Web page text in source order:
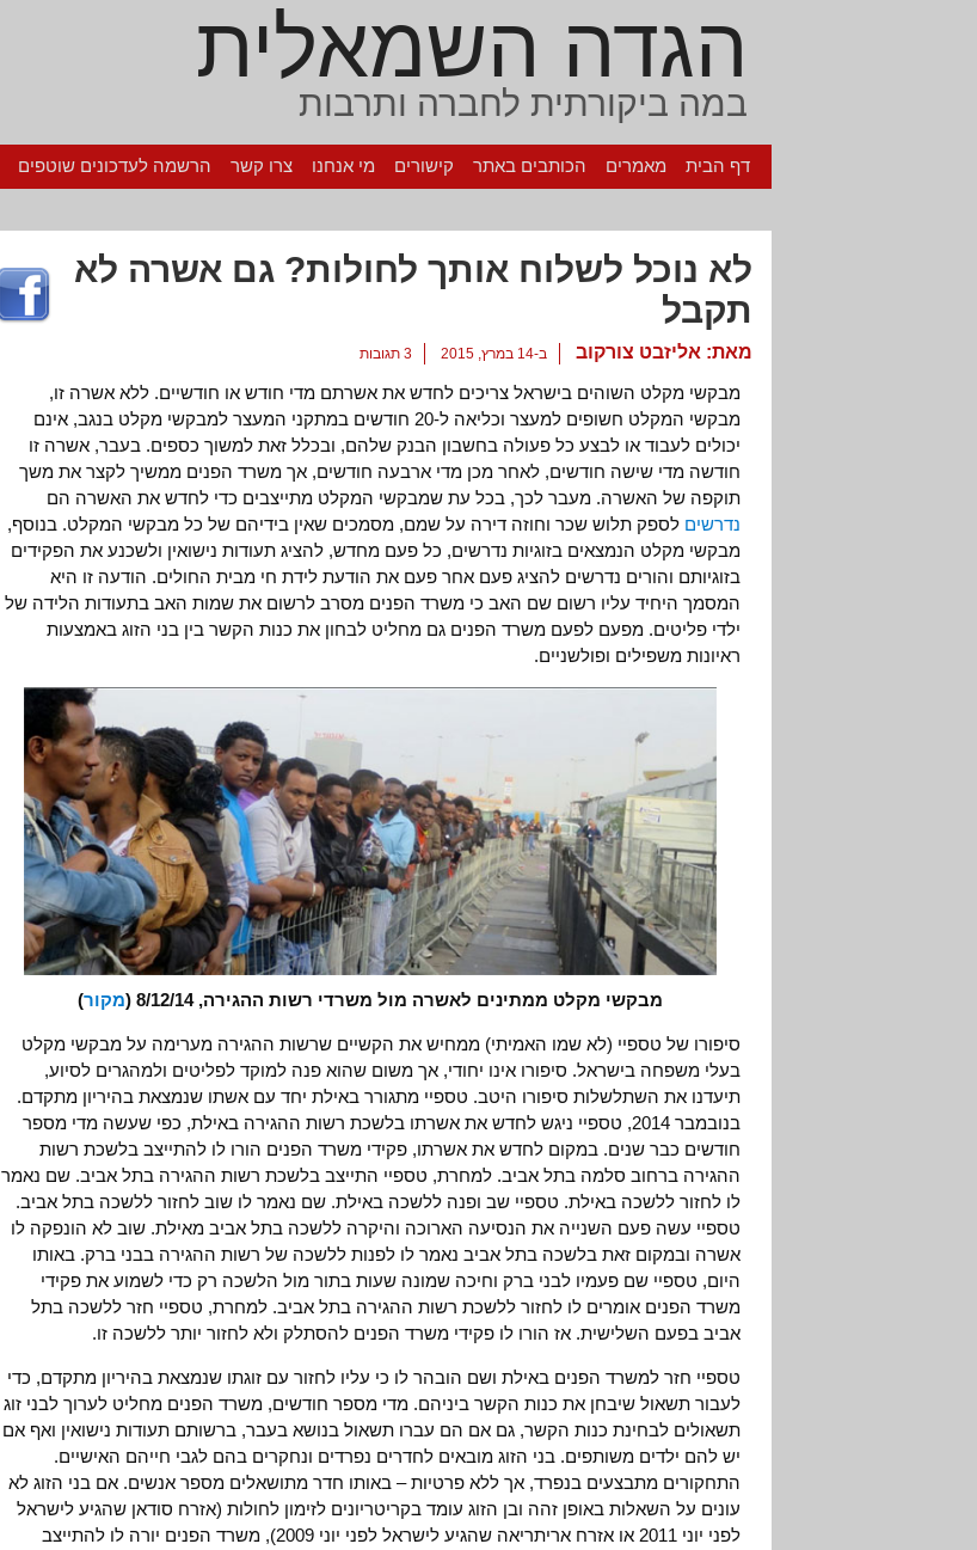
הגדה השמאלית
במה ביקורתית לחברה ותרבות
דף הבית מאמרים הכותבים באתר קישורים מי אנחנו צרו קשר הרשמה לעדכונים שוטפים
לא נוכל לשלוח אותך לחולות? גם אשרה לא
תקבל
מאת: אליזבט צורקוב ב-14 במרץ, 2015 3 תגובות
מבקשי מקלט השוהים בישראל צריכים לחדש את אשרתם מדי חודש או חודשיים. ללא אשרה זו,
מבקשי המקלט חשופים למעצר וכליאה ל-20 חודשים במתקני המעצר למבקשי מקלט בנגב, אינם
יכולים לעבוד או לבצע כל פעולה בחשבון הבנק שלהם, ובכלל זאת למשוך כספים. בעבר, אשרה זו
חודשה מדי שישה חודשים, לאחר מכן מדי ארבעה חודשים, אך משרד הפנים ממשיך לקצר את משך
תוקפה של האשרה. מעבר לכך, בכל עת שמבקשי המקלט מתייצבים כדי לחדש את האשרה הם
נדרשים לספק תלוש שכר וחוזה דירה על שמם, מסמכים שאין בידיהם של כל מבקשי המקלט. בנוסף,
מבקשי מקלט הנמצאים בזוגיות נדרשים, כל פעם מחדש, להציג תעודות נישואין ולשכנע את הפקידים
בזוגיותם והורים נדרשים להציג פעם אחר פעם את הודעת לידת חי מבית החולים. הודעה זו היא
המסמך היחיד עליו רשום שם האב כי משרד הפנים מסרב לרשום את שמות האב בתעודות הלידה של
ילדי פליטים. מפעם לפעם משרד הפנים גם מחליט לבחון את כנות הקשר בין בני הזוג באמצעות
ראיונות משפילים ופולשניים.
מבקשי מקלט ממתינים לאשרה מול משרדי רשות ההגירה, 8/12/14 ( מקור)
סיפורו של טספיי (לא שמו האמיתי) ממחיש את הקשיים שרשות ההגירה מערימה על מבקשי מקלט
בעלי משפחה בישראל. סיפורו אינו יחודי, אך משום שהוא פנה למוקד לפליטים ולמהגרים לסיוע,
תיעדנו את השתלשלות סיפורו היטב. טספיי מתגורר באילת יחד עם אשתו שנמצאת בהיריון מתקדם.
בנובמבר 2014, טספיי ניגש לחדש את אשרתו בלשכת רשות ההגירה באילת, כפי שעשה מדי מספר
חודשים כבר שנים. במקום לחדש את אשרתו, פקידי משרד הפנים הורו לו להתייצב בלשכת רשות
ההגירה ברחוב סלמה בתל אביב. למחרת, טספיי התייצב בלשכת רשות ההגירה בתל אביב. שם נאמר
לו לחזור ללשכה באילת. טספיי שב ופנה ללשכה באילת. שם נאמר לו שוב לחזור ללשכה בתל אביב.
טספיי עשה פעם השנייה את הנסיעה הארוכה והיקרה ללשכה בתל אביב מאילת. שוב לא הונפקה לו
אשרה ובמקום זאת בלשכה בתל אביב נאמר לו לפנות ללשכה של רשות ההגירה בבני ברק. באותו
היום, טספיי שם פעמיו לבני ברק וחיכה שמונה שעות בתור מול הלשכה רק כדי לשמוע את פקידי
משרד הפנים אומרים לו לחזור ללשכת רשות ההגירה בתל אביב. למחרת, טספיי חזר ללשכה בתל
אביב בפעם השלישית. אז הורו לו פקידי משרד הפנים להסתלק ולא לחזור יותר ללשכה זו.
טספיי חזר למשרד הפנים באילת ושם הובהר לו כי עליו לחזור עם זוגתו שנמצאת בהיריון מתקדם, כדי
לעבור תשאול שיבחן את כנות הקשר ביניהם. מדי מספר חודשים, משרד הפנים מחליט לערוך לבני זוג
תשאולים לבחינת כנות הקשר, גם אם הם עברו תשאול בנושא בעבר, ברשותם תעודות נישואין ואף אם
יש להם ילדים משותפים. בני הזוג מובאים לחדרים נפרדים ונחקרים בהם לגבי חייהם האישיים.
התחקורים מתבצעים בנפרד, אך ללא פרטיות – באותו חדר מתושאלים מספר אנשים. אם בני הזוג לא
עונים על השאלות באופן זהה ובן הזוג עומד בקריטריונים לזימון לחולות (אזרח סודאן שהגיע לישראל
לפני יוני 2011 או אזרח אריתריאה שהגיע לישראל לפני יוני 2009), משרד הפנים יורה לו להתייצב